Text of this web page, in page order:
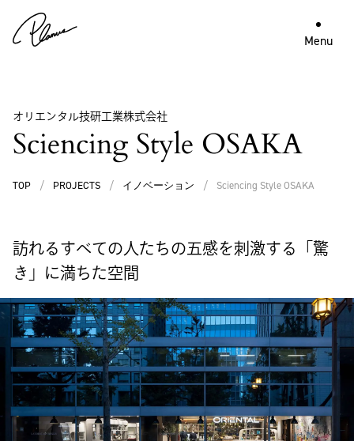
Menu
オリエンタル技研工業株式会社
Sciencing Style OSAKA
TOP / PROJECTS / イノベーション / Sciencing Style OSAKA
訪れるすべての人たちの五感を刺激する「驚
き」に満ちた空間